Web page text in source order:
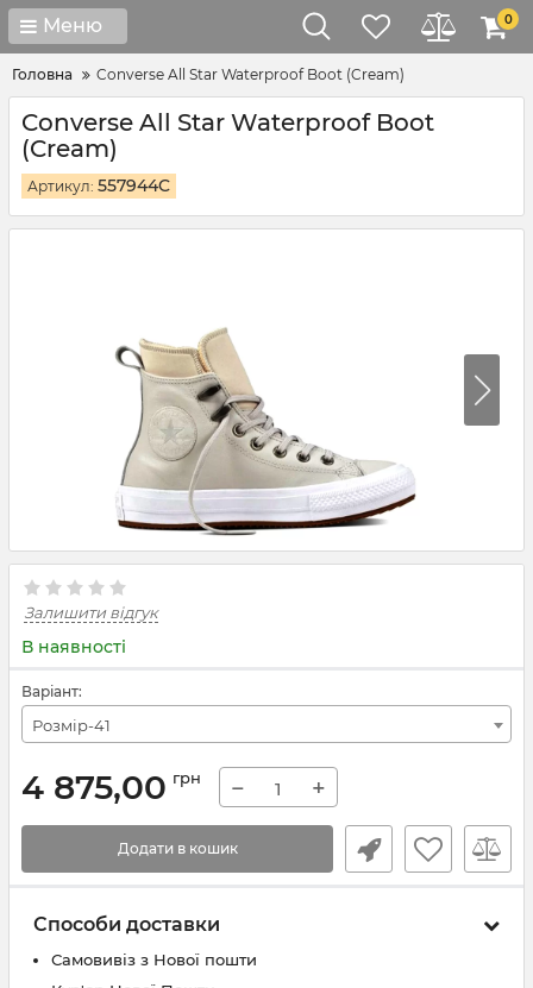
Меню 0
Головна Converse All Star Waterproof Boot (Cream)
Converse All Star Waterproof Boot
(Cream)
Артикул: 557944C
Залишити відгук
В наявності
Варіант:
Розмір-41
4 875,00 грн − +
Додати в кошик
Способи доставки
Самовивіз з Нової пошти